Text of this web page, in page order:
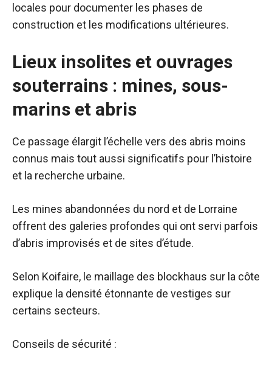
locales pour documenter les phases de
construction et les modifications ultérieures.
Lieux insolites et ouvrages
souterrains : mines, sous-
marins et abris
Ce passage élargit l’échelle vers des abris moins
connus mais tout aussi significatifs pour l’histoire
et la recherche urbaine.
Les mines abandonnées du nord et de Lorraine
offrent des galeries profondes qui ont servi parfois
d’abris improvisés et de sites d’étude.
Selon Koifaire, le maillage des blockhaus sur la côte
explique la densité étonnante de vestiges sur
certains secteurs.
Conseils de sécurité :